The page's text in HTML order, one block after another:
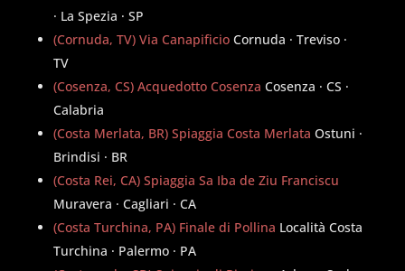
· La Spezia · SP
(Cornuda, TV) Via Canapificio Cornuda · Treviso ·
TV
(Cosenza, CS) Acquedotto Cosenza Cosenza · CS ·
Calabria
(Costa Merlata, BR) Spiaggia Costa Merlata Ostuni ·
Brindisi · BR
(Costa Rei, CA) Spiaggia Sa Iba de Ziu Franciscu
Muravera · Cagliari · CA
(Costa Turchina, PA) Finale di Pollina Località Costa
Turchina · Palermo · PA